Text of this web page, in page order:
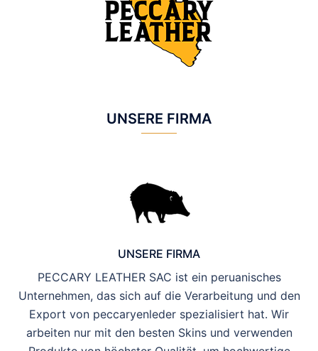
UNSERE FIRMA
UNSERE FIRMA
PECCARY LEATHER SAC ist ein peruanisches
Unternehmen, das sich auf die Verarbeitung und den
Export von peccaryenleder spezialisiert hat. Wir
arbeiten nur mit den besten Skins und verwenden